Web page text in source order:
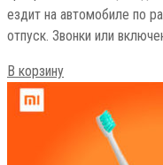
ездит на автомобиле по
отпуск. Звонки или
В корзину